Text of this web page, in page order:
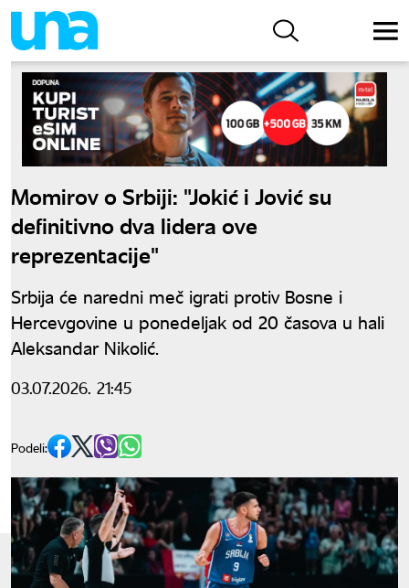
Momirov o Srbiji: "Jokić i Jović su
definitivno dva lidera ove
reprezentacije"
Srbija će naredni meč igrati protiv Bosne i
Hercevgovine u ponedeljak od 20 časova u hali
Aleksandar Nikolić.
03.07.2026. 21:45
Podeli: